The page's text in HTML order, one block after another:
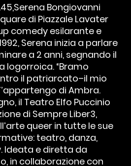
Bongiovanni
di Piazzale Lavater
comedy esilarante e
Serena inizia a parlare
a 2 anni, segnando il
logorroica. “Bramo
il patriarcato–il mio
di Ambra.
il Teatro Elfo Puccinio
di Sempre Liber3,
queer in tutte le sue
teatro, danza,
Ideata e diretta da
in collaborazione con